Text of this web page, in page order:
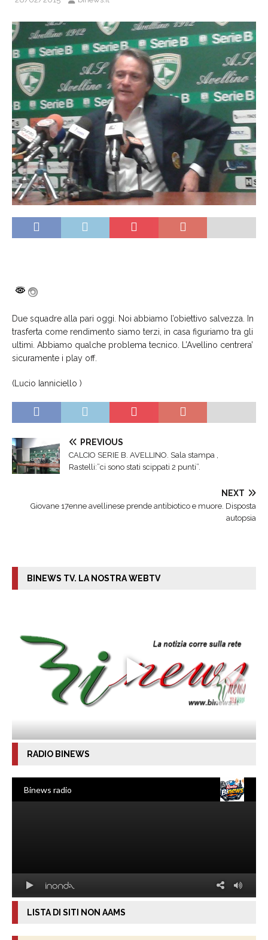
Due squadre alla pari oggi. Noi abbiamo l’obiettivo salvezza. In
trasferta come rendimento siamo terzi, in casa figuriamo tra gli
ultimi. Abbiamo qualche problema tecnico. L’Avellino centrera’
sicuramente i play off.
(Lucio Ianniciello )
PREVIOUS
CALCIO SERIE B. AVELLINO. Sala stampa ,
Rastelli:”ci sono stati scippati 2 punti”.
NEXT
Giovane 17enne avellinese prende antibiotico e muore. Disposta
autopsia
BINEWS TV. LA NOSTRA WEBTV
RADIO BINEWS
LISTA DI SITI NON AAMS